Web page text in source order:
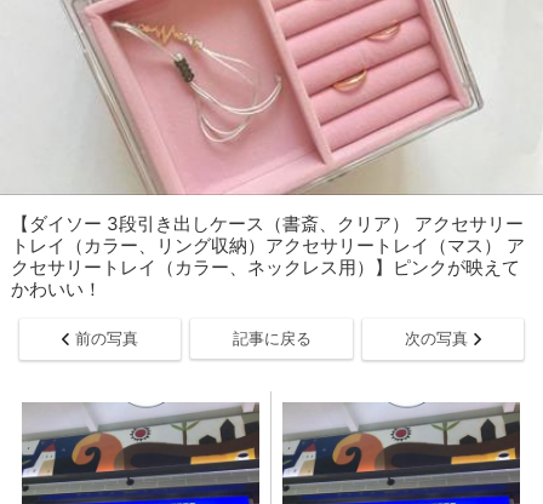
【ダイソー 3段引き出しケース（書斎、クリア） アクセサリー
トレイ（カラー、リング収納）アクセサリートレイ（マス） ア
クセサリートレイ（カラー、ネックレス用）】ピンクが映えて
かわいい！
前の写真 記事に戻る 次の写真